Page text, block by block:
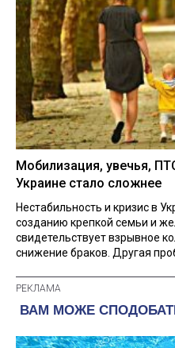
Мобилизация, увечья,
Украине стало сложнее
Нестабильность и кризис в
созданию крепкой семьи и
свидетельствует взрывное
снижение браков. Другая